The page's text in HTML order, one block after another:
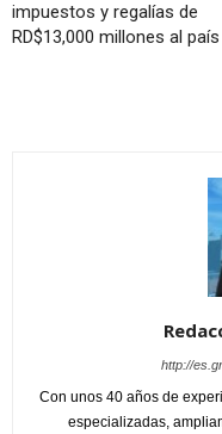
impuestos y regalías de
RD$13,000 millones al país
http://
Con unos 40 años de
especializadas,